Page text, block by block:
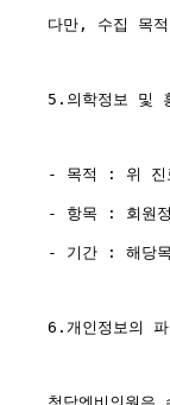
다만, 수집 목
5.의학정보 및
- 목적 : 위 진
- 항목 : 회원
- 기간 : 해당목
6.개인정보의